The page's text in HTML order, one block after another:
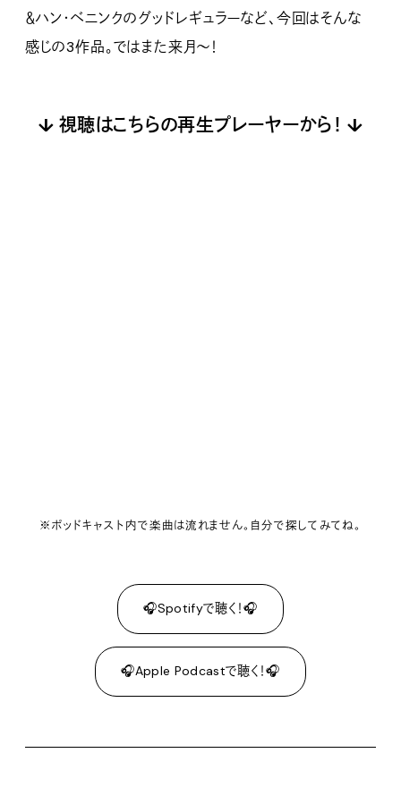
＆ハン・ベニンクのグッドレギュラーなど、今回はそんな
感じの3作品。ではまた来月〜！
↓ 視聴はこちらの再生プレーヤーから！ ↓
※ポッドキャスト内で楽曲は流れません。自分で探してみてね。
🎧Spotifyで聴く！🎧
🎧Apple Podcastで聴く！🎧